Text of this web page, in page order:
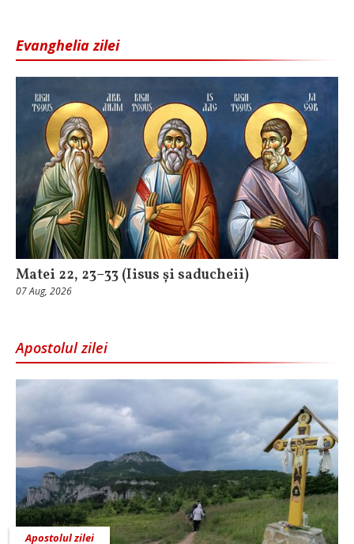
Evanghelia zilei
Matei 22, 23–33 (Iisus și saducheii)
07 Aug, 2026
Apostolul zilei
Apostolul zilei